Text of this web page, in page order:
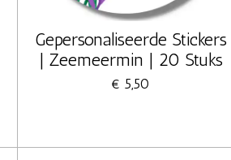
Gepersonaliseerde Stickers
| Zeemeermin | 20 Stuks
€ 5,50